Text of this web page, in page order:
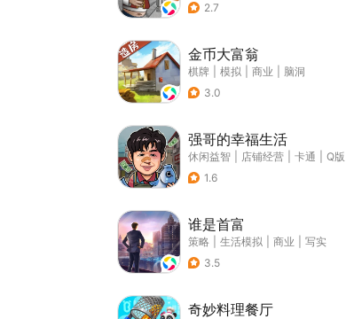
2.7
金币大富翁
棋牌 模拟 商业
脑洞
3.0
强哥的幸福生活
休闲益智 店铺经营 卡通
Q版
1.6
谁是首富
策略 生活模拟 商业
写实
3.5
奇妙料理餐厅